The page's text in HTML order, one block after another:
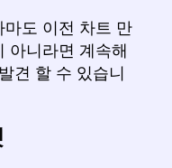
마도 이전 차트 만
아니라면 계속해
견 할 수 있습니